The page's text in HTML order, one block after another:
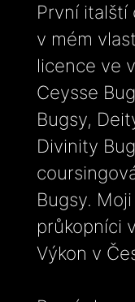
První italští
v mém
licence ve
Ceysse
Bugsy,
Divinity
Bugsy.
průkopníci
Výkon v